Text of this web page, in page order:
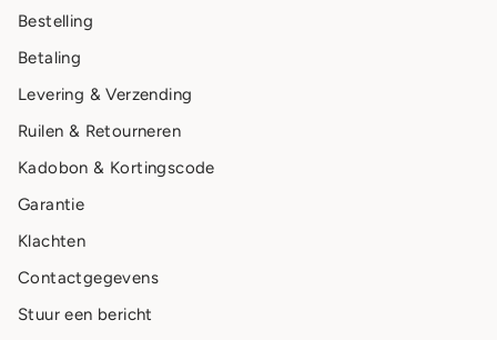
Bestelling
Betaling
Levering & Verzending
Ruilen & Retourneren
Kadobon & Kortingscode
Garantie
Klachten
Contactgegevens
Stuur een bericht